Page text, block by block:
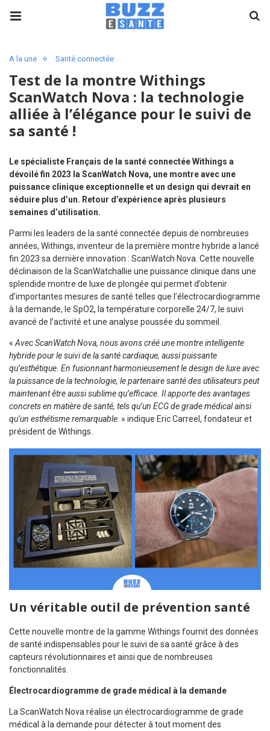
A la une Santé connectée
Test de la montre Withings
ScanWatch Nova : la technologie
alliée à l’élégance pour le suivi de
sa santé !
Le spécialiste Français de la santé connectée Withings a
dévoilé fin 2023 la ScanWatch Nova, une montre avec une
puissance clinique exceptionnelle et un design qui devrait en
séduire plus d’un. Retour d’expérience après plusieurs
semaines d’utilisation.
Parmi les leaders de la santé connectée depuis de nombreuses
années, Withings, inventeur de la première montre hybride a lancé
fin 2023 sa dernière innovation : ScanWatch Nova. Cette nouvelle
déclinaison de la ScanWatchallie une puissance clinique dans une
splendide montre de luxe de plongée qui permet d’obtenir
d’importantes mesures de santé telles que l’électrocardiogramme
à la demande, le SpO2, la température corporelle 24/7, le suivi
avancé de l’activité et une analyse poussée du sommeil.
« Avec ScanWatch Nova, nous avons créé une montre intelligente
hybride pour le suivi de la santé cardiaque, aussi puissante
qu’esthétique. En fusionnant harmonieusement le design de luxe avec
la puissance de la technologie, le partenaire santé des utilisateurs peut
maintenant être aussi sublime qu’efficace. Il apporte des avantages
concrets en matière de santé, tels qu’un ECG de grade médical ainsi
qu’un esthétisme remarquable . » indique Eric Carreel, fondateur et
président de Withings.
Un véritable outil de prévention santé
Cette nouvelle montre de la gamme Withings fournit des données
de santé indispensables pour le suivi de sa santé grâce à des
capteurs révolutionnaires et ainsi que de nombreuses
fonctionnalités.
Électrocardiogramme de grade médical à la demande
La ScanWatch Nova réalise un électrocardiogramme de grade
médical à la demande pour détecter à tout moment des